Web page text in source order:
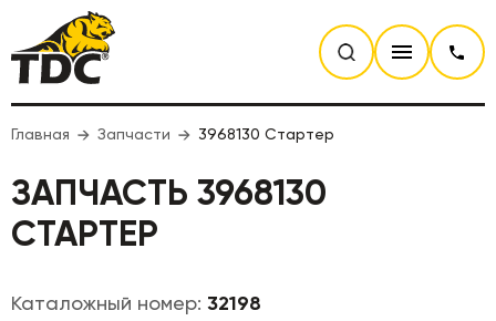
Главная Запчасти 3968130 Стартер
ЗАПЧАСТЬ 3968130
СТАРТЕР
Каталожный номер: 32198